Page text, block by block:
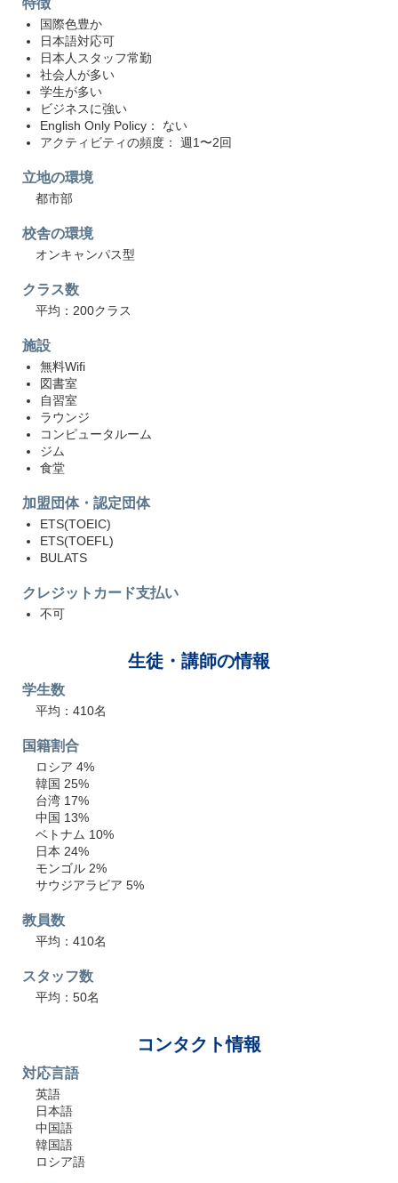
特徴
国際色豊か
日本語対応可
日本人スタッフ常勤
社会人が多い
学生が多い
ビジネスに強い
English Only Policy： ない
アクティビティの頻度： 週1〜2回
立地の環境
都市部
校舎の環境
オンキャンパス型
クラス数
平均：200クラス
施設
無料Wifi
図書室
自習室
ラウンジ
コンピュータルーム
ジム
食堂
加盟団体・認定団体
ETS(TOEIC)
ETS(TOEFL)
BULATS
クレジットカード支払い
不可
生徒・講師の情報
学生数
平均：410名
国籍割合
ロシア 4%
韓国 25%
台湾 17%
中国 13%
ベトナム 10%
日本 24%
モンゴル 2%
サウジアラビア 5%
教員数
平均：410名
スタッフ数
平均：50名
コンタクト情報
対応言語
英語
日本語
中国語
韓国語
ロシア語